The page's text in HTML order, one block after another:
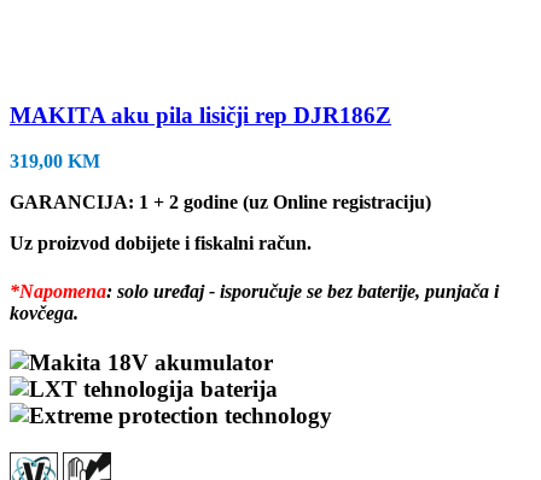
MAKITA aku pila lisičji rep DJR186Z
319,00 KM
GARANCIJA: 1 + 2 godine (uz Online registraciju)
Uz proizvod dobijete i fiskalni račun.
*Napomena: solo uređaj - isporučuje se bez baterije, punjača i
kovčega.